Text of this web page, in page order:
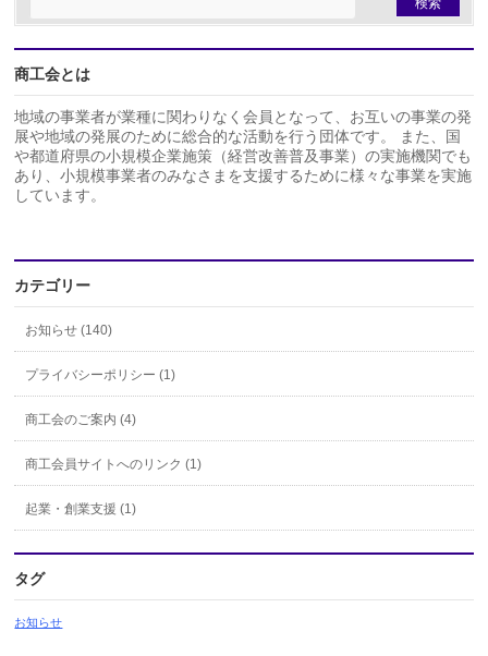
商工会とは
地域の事業者が業種に関わりなく会員となって、お互いの事業の発
展や地域の発展のために総合的な活動を行う団体です。 また、国
や都道府県の小規模企業施策（経営改善普及事業）の実施機関でも
あり、小規模事業者のみなさまを支援するために様々な事業を実施
しています。
カテゴリー
お知らせ (140)
プライバシーポリシー (1)
商工会のご案内 (4)
商工会員サイトへのリンク (1)
起業・創業支援 (1)
タグ
お知らせ